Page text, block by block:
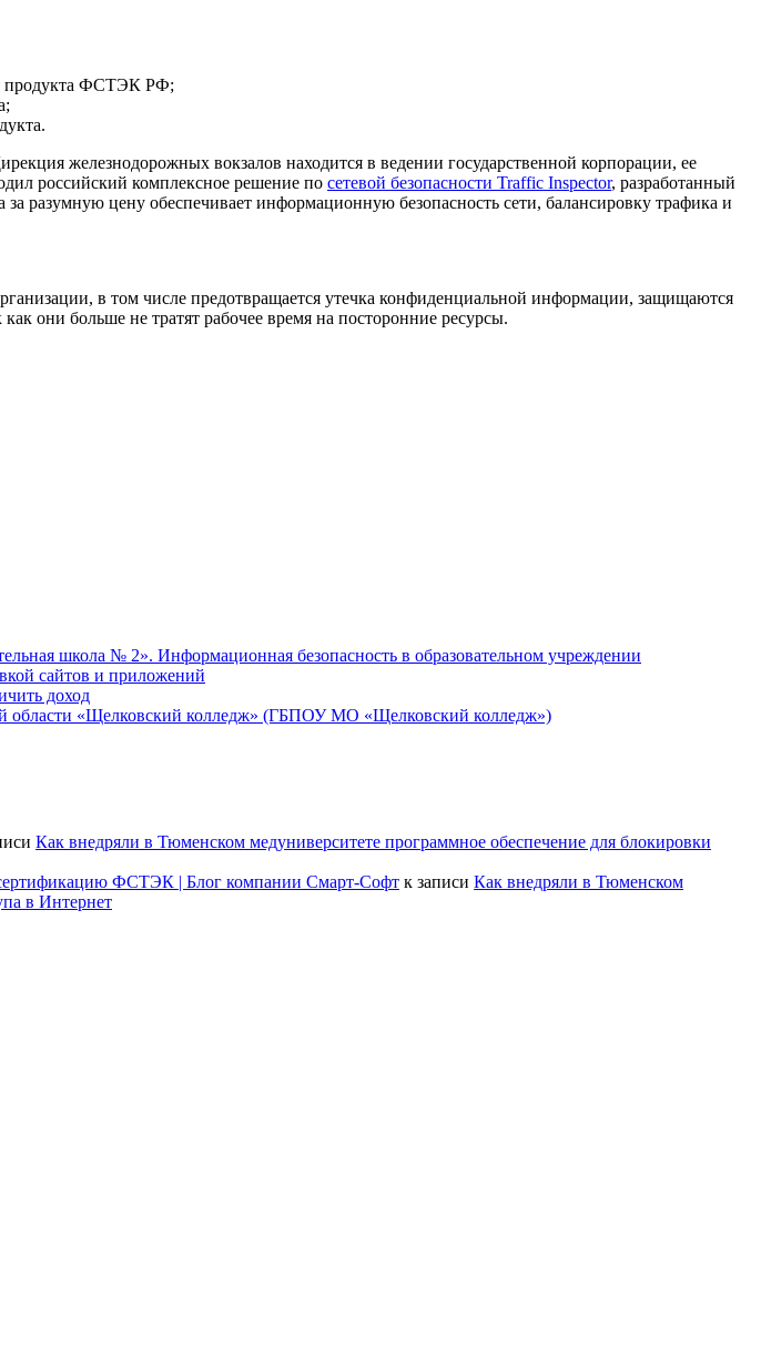
продукта ФСТЭК РФ;
железнодорожных вокзалов находится в ведении государственной корпорации, ее
российский комплексное решение по сетевой безопасности Traffic Inspector, разработанный
цену обеспечивает информационную безопасность сети, балансировку трафика и
в том числе предотвращается утечка конфиденциальной информации, защищаются
они больше не тратят рабочее время на посторонние ресурсы.
школа № 2». Информационная безопасность в образовательном учреждении
сайтов и приложений
доход
области «Щелковский колледж» (ГБПОУ МО «Щелковский колледж»)
Как внедряли в Тюменском медуниверситете программное обеспечение для блокировки
сертификацию ФСТЭК | Блог компании Смарт-Софт к записи Как внедряли в Тюменском
в Интернет